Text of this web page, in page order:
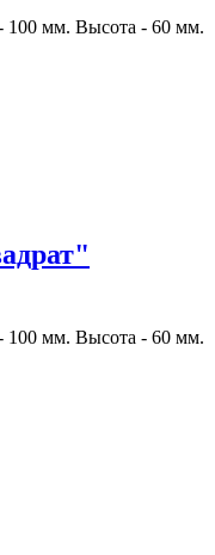
100 мм. Высота - 60 мм.
100 мм. Высота - 60 мм.